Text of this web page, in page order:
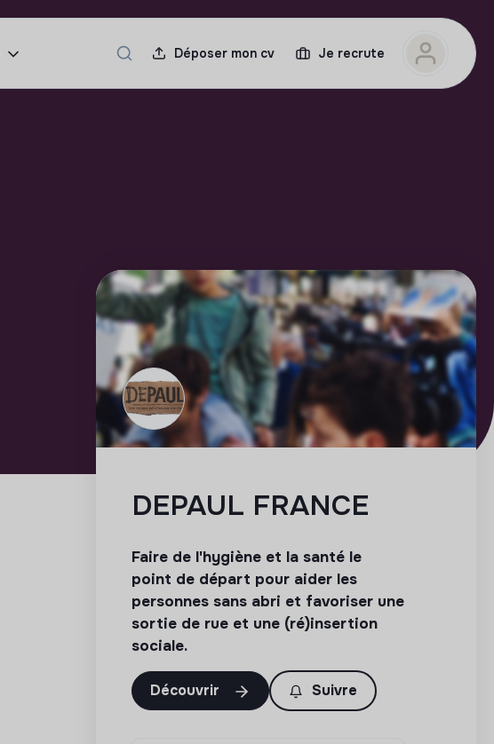
Déposer mon cv Je recrute
DEPAUL FRANCE
Faire de l'hygiène et la santé le
point de départ pour aider les
personnes sans abri et favoriser une
sortie de rue et une (ré)insertion
sociale.
Découvrir Suivre